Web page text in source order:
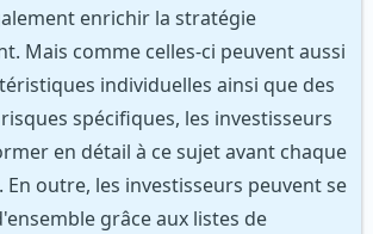
enrichir la stratégie
Mais comme celles-ci peuvent aussi
individuelles ainsi que des
spécifiques, les investisseurs
en détail à ce sujet avant chaque
En outre, les investisseurs peuvent se
grâce aux listes de